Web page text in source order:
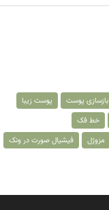
بازسازی پوست
پوست زیبا
خط فک
مزوژل فیشیال صورت در ونک